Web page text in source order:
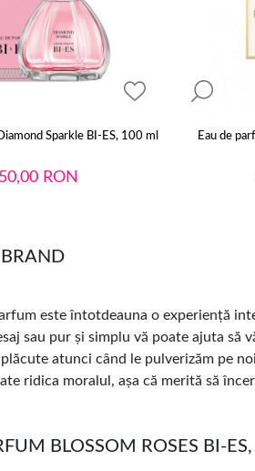
Sparkle BI-ES, 100 ml
50,00 RON
Eau de
BRAND
este întotdeauna o experiență
sau pur și simplu vă poate ajuta să
atunci când le pulverizăm pe
ridica moralul, așa că merită să
BLOSSOM ROSES BI-